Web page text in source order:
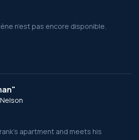
n’est pas encore disponible.
apartment and meets his